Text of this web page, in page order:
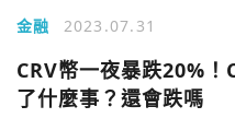
金融 2023.07.31
CRV幣一夜暴跌20%
了什麼事？還會跌嗎